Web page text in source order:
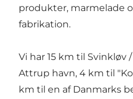
produkter, marmelade
fabrikation.
Vi har 15 km til Svinkløv
Attrup havn, 4 km til
km til en af Danmarks